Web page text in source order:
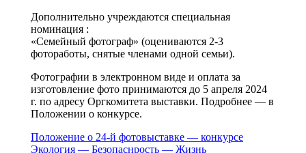
Дополнительно учреждаются специальная
номинация :
«Семейный фотограф» (оцениваются 2-3
фотоработы, снятые членами одной семьи).
Фотографии в электронном виде и оплата за
изготовление фото принимаются до 5 апреля 2024
г. по адресу Оргкомитета выставки. Подробнее — в
Положении о конкурсе.
Положение о 24-й фотовыставке — конкурсе
Экология — Безопаснрость — Жизнь